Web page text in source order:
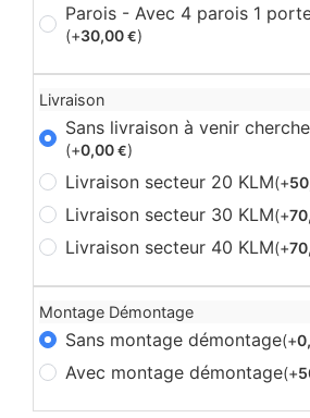
Parois - Avec 4 parois 1
(+30,00 €)
Livraison
Sans livraison à venir
(+0,00 €)
Livraison secteur 20 KLM(+
Livraison secteur 30 KLM(+
Livraison secteur 40 KLM(+
Montage Démontage
Sans montage démontage(+
Avec montage démontage(+